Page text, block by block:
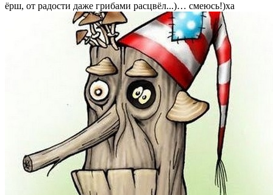
ёрш, от радости даже грибами расцвёл...)… смеюсь!)ха